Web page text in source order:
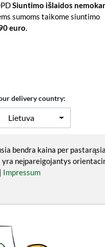
Siuntimo išlaidos
sumoms taikome siuntimo
euro.
delivery country:
Lietuva
bendra kaina per
neįpareigojantys
| Impressum